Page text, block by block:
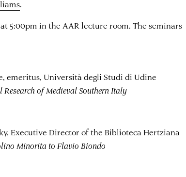
.
5:00pm in the AAR lecture room. The seminars
emeritus, Università degli Studi di Udine
of Medieval Southern Italy
Executive Director of the Biblioteca Hertziana
Minorita to Flavio Biondo